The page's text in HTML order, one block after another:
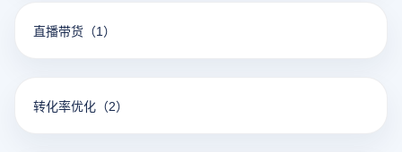
直播带货 （1）
转化率优化 （2）